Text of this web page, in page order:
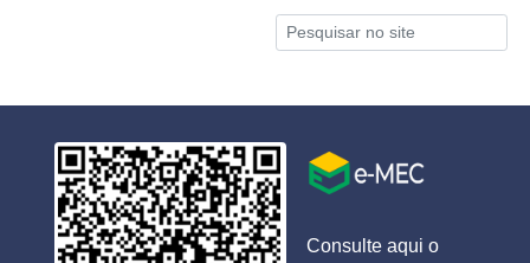
Consulte aqui o